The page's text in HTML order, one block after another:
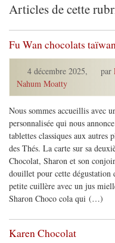
Articles de cette
Fu Wan chocolats
4 décembre 2025, par
Nahum Moatty
Nous sommes accueillis avec
personnalisée qui nous
tablettes classiques aux autres
des Thés. La carte sur sa
Chocolat, Sharon et son
douillet pour cette dégustation
petite cuillère avec un jus
Sharon Choco cola qui (…)
Karen Chocolat